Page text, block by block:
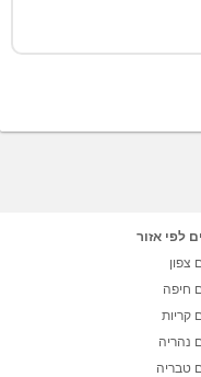
לפי אזור
צפון
חיפה
קריות
נהריה
טבריה